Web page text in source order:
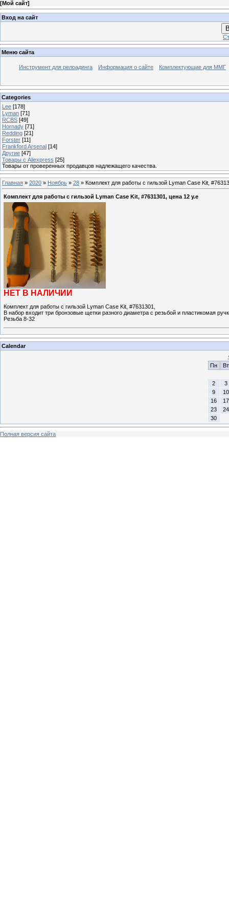
[Мой сайт]
Вход на сайт
Меню сайта
Инструмент для релоадинга Информация о сайте Комплектующие для ММГ
Categories
Lee [178]
Lyman [71]
RCBS [49]
Hornady [71]
Redding [21]
Forster [11]
Frankford Arsenal [14]
Другие [47]
Товары с Aliexpress [25]
Товары от проверенных продавцов надлежащего качества.
Главная » 2020 » Ноябрь » 28 » Комплект для работы с гильзой Lyman Case Kit,
Комплект для работы с гильзой Lyman Case Kit, #7631301, цена 12 у.е
НЕТ В НАЛИЧИИ
Комплект для работы с гильзой Lyman Case Kit, #7631301,
В набор входит три бронзовые щетки разного диаметра с резьбой и пластикомая
Резьба 8-32
Calendar
Пн
Вт
2
3
9
10
16
17
23
24
30
Полная версия сайта